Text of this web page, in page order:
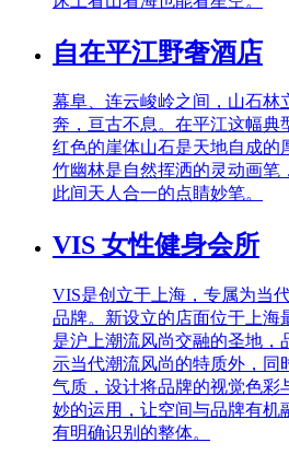
自在平江野奢酒店
幕阜、连云峻岭之间，山石林
奔，亘古不息。在平江这幅典
红色的崖体山石是天地自成的
竹幽林是自然挥洒的灵动画笔
此间天人合一的点睛妙笔。
VIS 女性健身会所
VIS是创立于上海，专属为当
品牌。新设立的店面位于上海
是沪上潮流风尚交融的圣地，
示当代潮流风尚的特质外，同
气质，设计将品牌的视觉色彩
妙的运用，让空间与品牌有机
有明确识别的整体。